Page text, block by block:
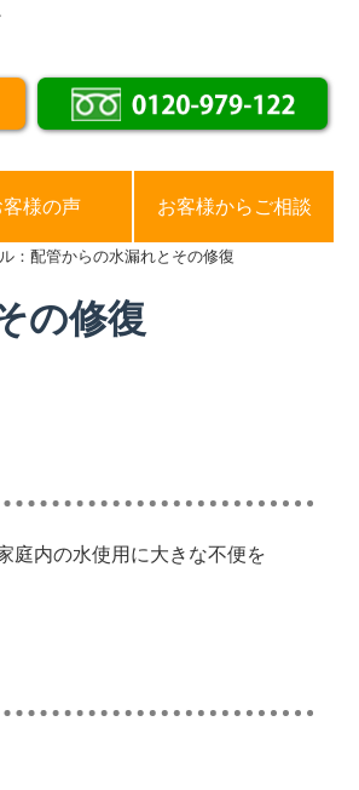
客様の声 お客様からご相談
：配管からの水漏れとその修復
の修復
庭内の水使用に大きな不便を